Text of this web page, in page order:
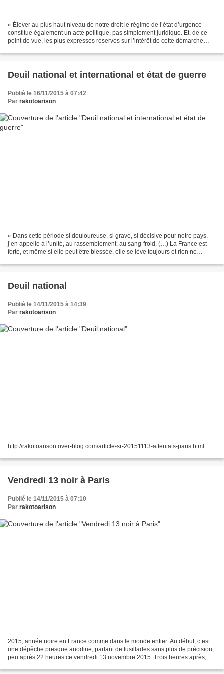
« Élever au plus haut niveau de notre droit le régime de l’état d’urgence
constitue également un acte politique, pas simplement juridique. Et, de ce
point de vue, les plus expresses réserves sur l’intérêt de cette démarche
Deuil national et international et état de guerre
Publié le 16/11/2015 à 07:42
Par rakotoarison
« Dans cette période si douloureuse, si grave, si décisive pour notre pays,
j’en appelle à l’unité, au rassemblement, au sang-froid. (…) La France est
forte, et même si elle peut être blessée, elle se lève toujours et rien ne
Deuil national
Publié le 14/11/2015 à 14:39
Par rakotoarison
http://rakotoarison.over-blog.com/article-sr-20151113-attentats-paris.html
Vendredi 13 noir à Paris
Publié le 14/11/2015 à 07:10
Par rakotoarison
2015, année noire en France comme dans le monde entier. Au début, c’est
une dépêche presque anodine, parlant de fusillades sans plus de précision,
peu après 22 heures ce vendredi 13 novembre 2015. Trois heures après,